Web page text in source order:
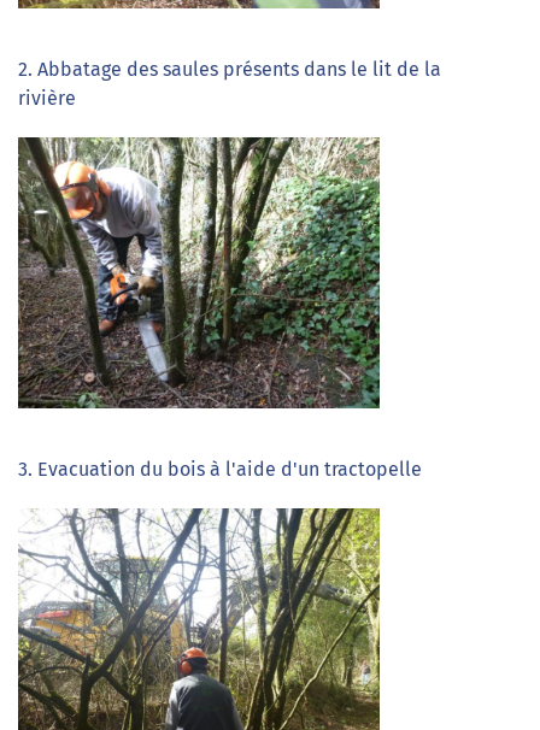
2. Abbatage des saules présents dans le lit de la
rivière
3. Evacuation du bois à l'aide d'un tractopelle